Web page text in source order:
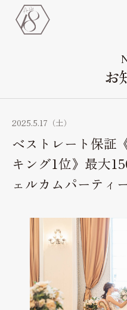
チャペル＆会場＆付帯設備
Bridal fair
料金プラン
Bridal plan
ペット婚
料理・ケーキ
Cuisine & Sweets
ベストレート保証
お
2025.5.17（土）
ベストレート保証
キング1位》最大
ェルカムパーティ